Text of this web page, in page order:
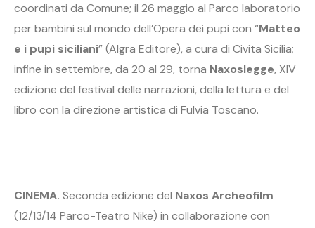
coordinati da Comune; il 26 maggio al Parco laboratorio
per bambini sul mondo dell’Opera dei pupi con “Matteo
e i pupi siciliani” (Algra Editore), a cura di Civita Sicilia;
infine in settembre, da 20 al 29, torna Naxoslegge, XIV
edizione del festival delle narrazioni, della lettura e del
libro con la direzione artistica di Fulvia Toscano.
CINEMA. Seconda edizione del Naxos Archeofilm
(12/13/14 Parco-Teatro Nike) in collaborazione con